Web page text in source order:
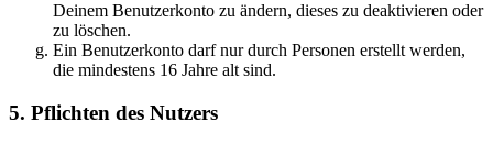
Deinem Benutzerkonto zu ändern, dieses zu deaktivieren oder
zu löschen.
Ein Benutzerkonto darf nur durch Personen erstellt werden,
die mindestens 16 Jahre alt sind.
5. Pflichten des Nutzers